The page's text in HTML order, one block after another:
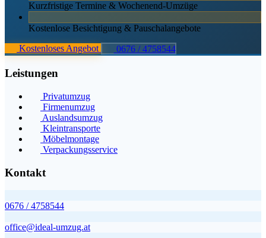
Kurzfristige Termine & Wochenend-Umzüge
Kostenlose Besichtigung & Pauschalangebote
Kostenloses Angebot
0676 / 4758544
Leistungen
Privatumzug
Firmenumzug
Auslandsumzug
Kleintransporte
Möbelmontage
Verpackungsservice
Kontakt
0676 / 4758544
office@ideal-umzug.at